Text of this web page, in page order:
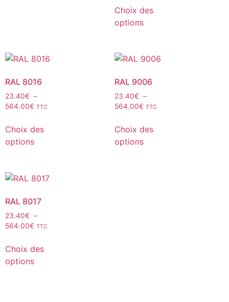
Choix des
options
RAL 8016
23.40€ –
564.00€ TTC
Choix des
options
RAL 9006
23.40€ –
564.00€ TTC
Choix des
options
RAL 8017
23.40€ –
564.00€ TTC
Choix des
options